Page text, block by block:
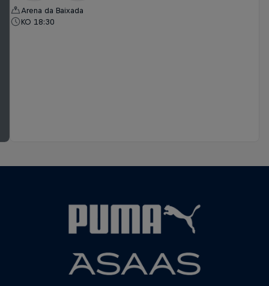
Arena da Baixada
KO 18:30